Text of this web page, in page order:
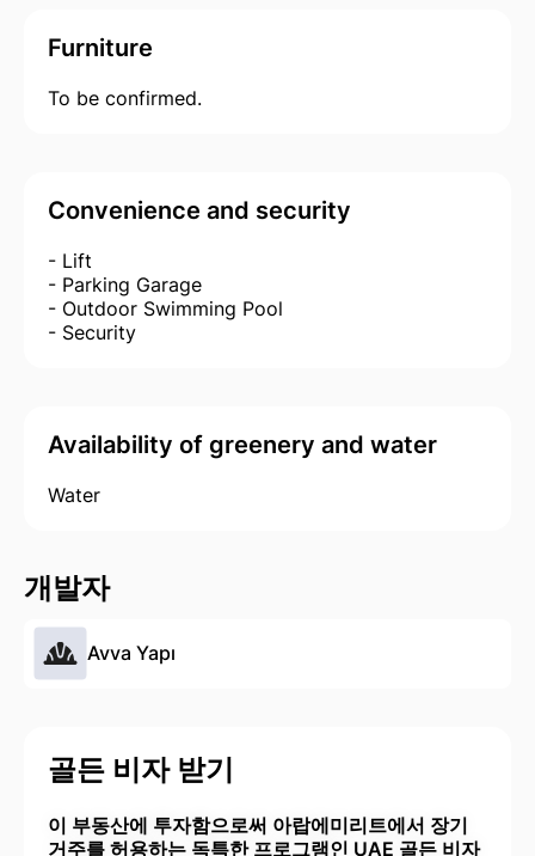
Furniture
To be confirmed.
Convenience and security
- Lift
- Parking Garage
- Outdoor Swimming Pool
- Security
Availability of greenery and water
Water
개발자
Avva Yapı
골든 비자 받기
이 부동산에 투자함으로써 아랍에미리트에서 장기
거주를 허용하는 독특한 프로그램인 UAE 골든 비자